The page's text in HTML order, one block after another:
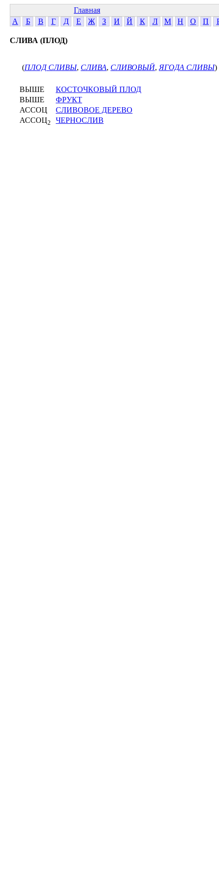
Главная
А
Б В Г Д Е Ж З И Й К Л М Н О П
СЛИВА (ПЛОД)
(ПЛОД СЛИВЫ, СЛИВА, СЛИВОВЫЙ, ЯГОДА СЛИВЫ)
ВЫШЕ
КОСТОЧКОВЫЙ ПЛОД
ВЫШЕ
ФРУКТ
АССОЦ
СЛИВОВОЕ ДЕРЕВО
АССОЦ2 ЧЕРНОСЛИВ